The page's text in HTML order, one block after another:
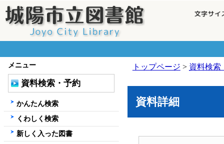
トップページ > 資料検索
資料詳細
メニュー
資料検索・予約
かんたん検索
くわしく検索
新しく入った図書